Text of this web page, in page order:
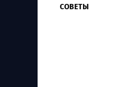
СОВЕТЫ